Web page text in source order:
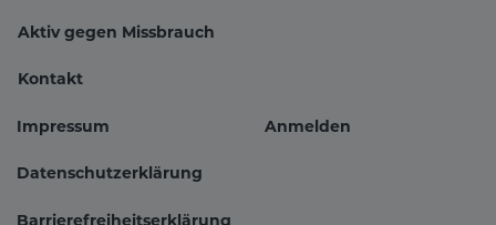
Aktiv gegen Missbrauch
Kontakt
Fußbereichsmenü
Impressum
Datenschutzerklärung
Barrierefreiheitserklärung
Anmelden